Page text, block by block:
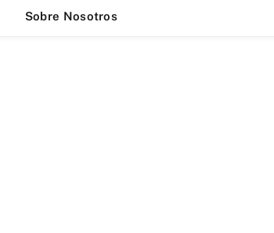
Sobre Nosotros